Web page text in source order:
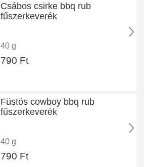
Csábos csirke bbq rub
fűszerkeverék
40 g
790 Ft
Füstös cowboy bbq rub
fűszerkeverék
40 g
790 Ft